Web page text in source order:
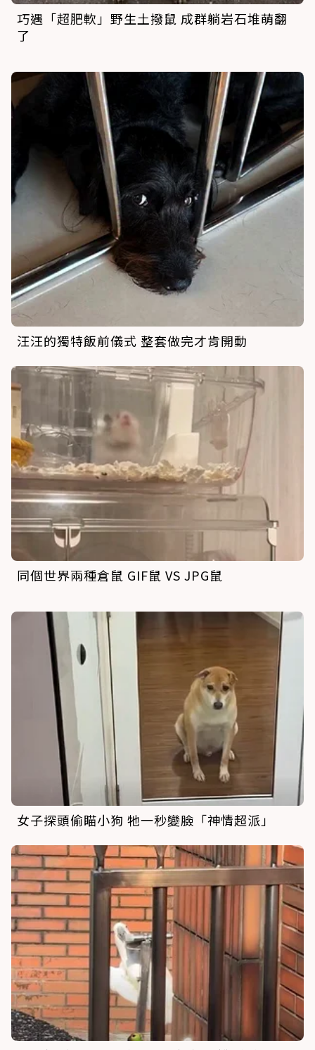
巧遇「超肥軟」野生土撥鼠 成群躺岩石堆萌翻
了
汪汪的獨特飯前儀式 整套做完才肯開動
同個世界兩種倉鼠 GIF鼠 VS JPG鼠
女子探頭偷瞄小狗 牠一秒變臉「神情超派」